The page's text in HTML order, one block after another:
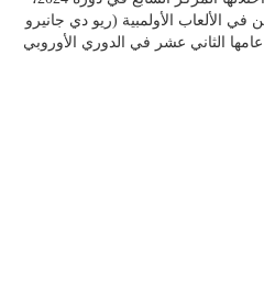
الألعاب الأولمبية (ريو دي جانيرو
تدشن عامها الثاني عشر في الدوري الأوروبي